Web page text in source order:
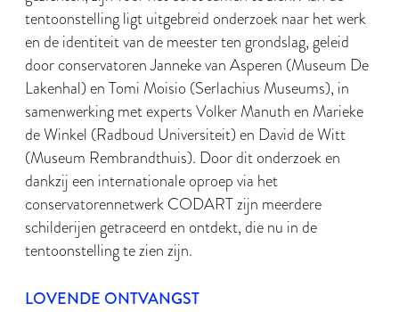
tentoonstelling ligt uitgebreid onderzoek naar het werk
en de identiteit van de meester ten grondslag, geleid
door conservatoren Janneke van Asperen (Museum De
Lakenhal) en Tomi Moisio (Serlachius Museums), in
samenwerking met experts Volker Manuth en Marieke
de Winkel (Radboud Universiteit) en David de Witt
(Museum Rembrandthuis). Door dit onderzoek en
dankzij een internationale oproep via het
conservatorennetwerk CODART zijn meerdere
schilderijen getraceerd en ontdekt, die nu in de
tentoonstelling te zien zijn.
LOVENDE ONTVANGST